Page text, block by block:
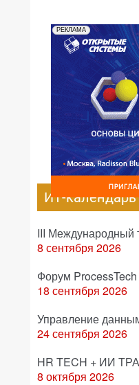
РЕКЛАМА
ИТ-календарь
III Международный
8 сентября 2026
Форум ProcessTech
18 сентября 2026
Управление
24 сентября 2026
HR TECH + ИИ
8 октября 2026